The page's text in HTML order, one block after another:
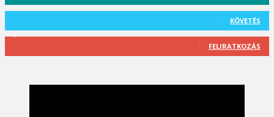
KÖVETÉS
FELIRATKOZÁS